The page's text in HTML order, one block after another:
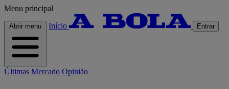
Menu principal
Abrir menu Início Entrar
Últimas Mercado Opinião